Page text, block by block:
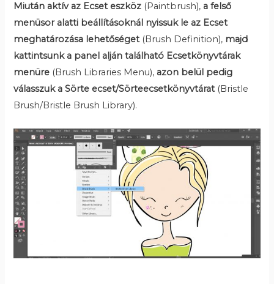
Miután aktív az Ecset eszköz (Paintbrush), a felső
menüsor alatti beállításoknál nyissuk le az Ecset
meghatározása lehetőséget(Brush Definition), majd
kattintsunk a panel alján található Ecsetkönyvtárak
menüre (Brush Libraries Menu), azon belül pedig
válasszuk a Sörte ecset/Sörteecsetkönyvtárat(Bristle
Brush/Bristle Brush Library).